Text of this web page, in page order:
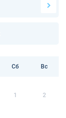
Сб Вс
1 2